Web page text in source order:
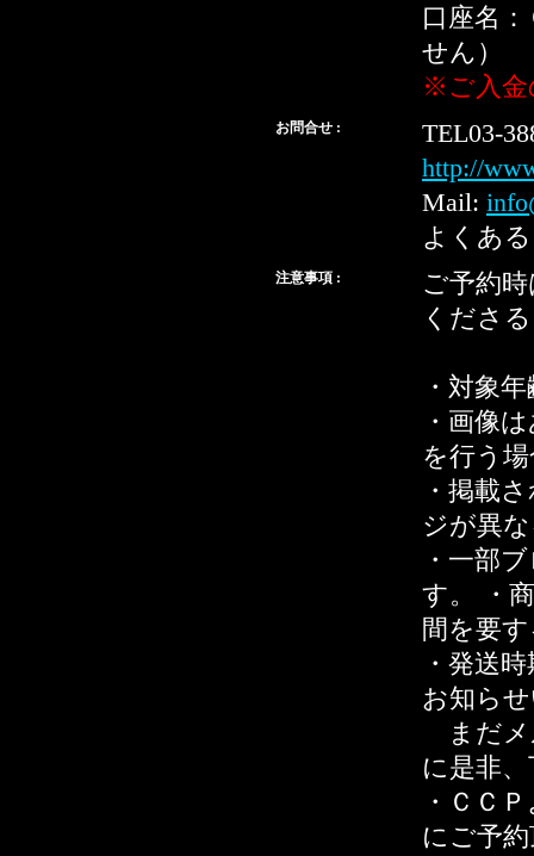
口座名
せん）
※ご入金
お問合せ :
TEL03-
http://
Mail:
よくあ
注意事項 :
ご予約
くださ
・対象
・画像
を行う
・掲載
ジが異
・一部
す。 ・
間を要
・発送
お知ら
まだメ
に是非
・ＣＣ
にご予